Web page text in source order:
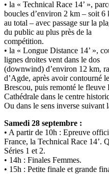
• la « Technical Race 14’ »,
boucles d’environ 2 km – soit 6
au total – avec passage sur la
du public au plus près de la
compétition.
• la « Longue Distance 14’ »,
lignes droites vent dans le dos
(downwind) d’environ 12 km,
d’Agde, après avoir contourné
Brescou, puis remonté le
Cathédrale dans le centre
Ou dans le sens inverse suivant
Samedi 28 septembre :
• A partir de 10h : Epreuve
France, la Technical Race 14’.
Séries 1 et 2.
• 14h : Finales Femmes.
• 15h : Petite finale et grande